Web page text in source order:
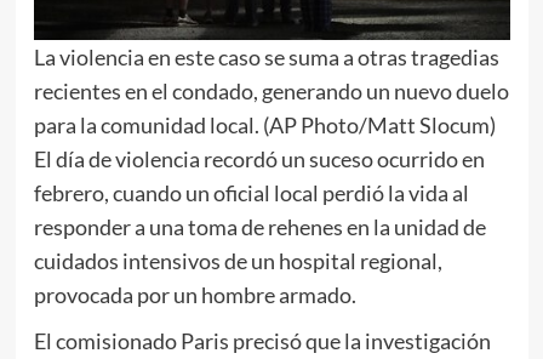
La violencia en este caso se suma a otras tragedias
recientes en el condado, generando un nuevo duelo
para la comunidad local. (AP Photo/Matt Slocum)
El día de violencia recordó un suceso ocurrido en
febrero, cuando un oficial local perdió la vida al
responder a una toma de rehenes en la unidad de
cuidados intensivos de un hospital regional,
provocada por un hombre armado.
El comisionado Paris precisó que la investigación